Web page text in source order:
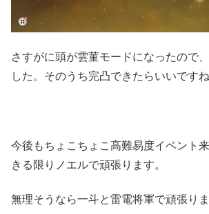
さすがに頭が雲菫モードになったので
した。そのうち完凸できたらいいです
今後もちょこちょこ高難易度イベント
きる限りノエルで頑張ります。
無理そうなら一斗と雷電将軍で頑張りま